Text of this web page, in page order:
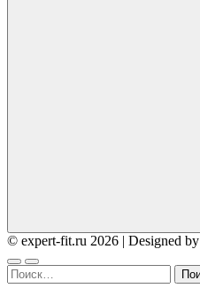
© expert-fit.ru 2026 | Designed by
Найти: